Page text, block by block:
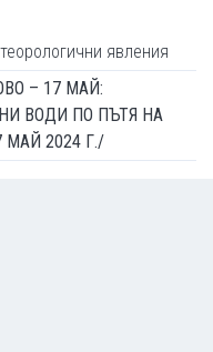
явления
– 17 МАЙ:
ВОДИ ПО ПЪТЯ НА
МАЙ 2024 Г./